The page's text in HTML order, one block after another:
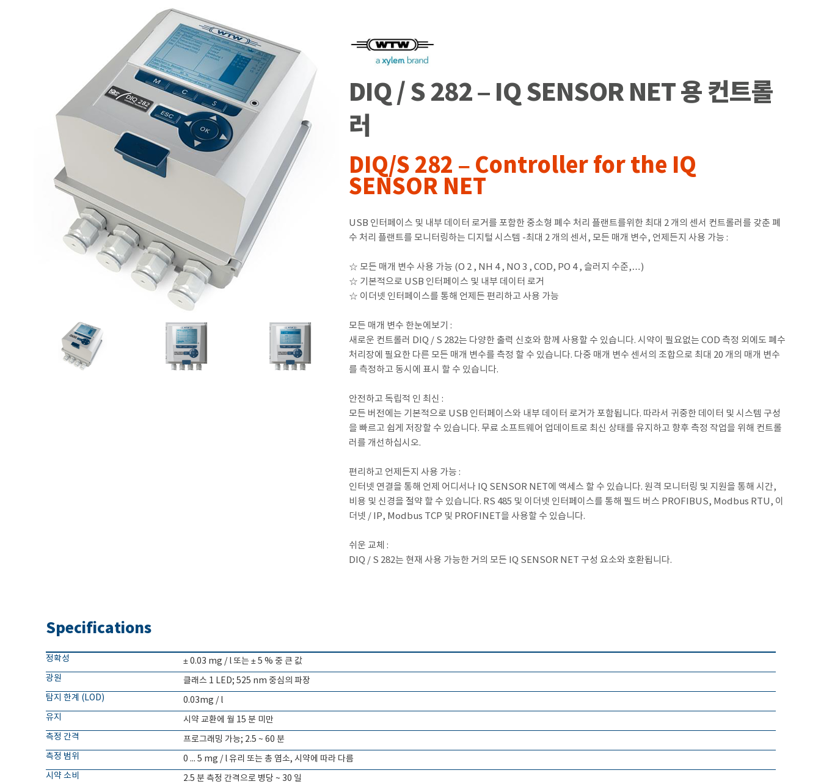
DIQ / S 282 – IQ SENSOR NET 용 컨트롤
러
DIQ/S 282 – Controller for the IQ
SENSOR NET
USB 인터페이스 및 내부 데이터 로거를 포함한 중소형 폐수 처리 플랜트를위한 최대 2 개의 센서 컨트롤러를 갖춘 폐
수 처리 플랜트를 모니터링하는 디지털 시스템 -최대 2 개의 센서, 모든 매개 변수, 언제든지 사용 가능 :
☆ 모든 매개 변수 사용 가능 (O 2 , NH 4 , NO 3 , COD, PO 4 , 슬러지 수준,…)
☆ 기본적으로 USB 인터페이스 및 내부 데이터 로거
☆ 이더넷 인터페이스를 통해 언제든 편리하고 사용 가능
모든 매개 변수 한눈에보기 :
새로운 컨트롤러 DIQ / S 282는 다양한 출력 신호와 함께 사용할 수 있습니다. 시약이 필요없는 COD 측정 외에도 폐수
처리장에 필요한 다른 모든 매개 변수를 측정 할 수 있습니다. 다중 매개 변수 센서의 조합으로 최대 20 개의 매개 변수
를 측정하고 동시에 표시 할 수 있습니다.
안전하고 독립적 인 최신 :
모든 버전에는 기본적으로 USB 인터페이스와 내부 데이터 로거가 포함됩니다. 따라서 귀중한 데이터 및 시스템 구성
을 빠르고 쉽게 저장할 수 있습니다. 무료 소프트웨어 업데이트로 최신 상태를 유지하고 향후 측정 작업을 위해 컨트롤
러를 개선하십시오.
편리하고 언제든지 사용 가능 :
인터넷 연결을 통해 언제 어디서나 IQ SENSOR NET에 액세스 할 수 있습니다. 원격 모니터링 및 지원을 통해 시간,
비용 및 신경을 절약 할 수 있습니다. RS 485 및 이더넷 인터페이스를 통해 필드 버스 PROFIBUS, Modbus RTU, 이
더넷 / IP, Modbus TCP 및 PROFINET을 사용할 수 있습니다.
쉬운 교체 :
DIQ / S 282는 현재 사용 가능한 거의 모든 IQ SENSOR NET 구성 요소와 호환됩니다.
Specifications
정확성
± 0.03 mg / l 또는 ± 5 % 중 큰 값
광원
클래스 1 LED; 525 nm 중심의 파장
탐지 한계 (LOD)
0.03mg / l
유지
시약 교환에 월 15 분 미만
측정 간격
프로그래밍 가능; 2.5 ~ 60 분
측정 범위
0 ... 5 mg / l 유리 또는 총 염소, 시약에 따라 다름
시약 소비
2.5 분 측정 간격으로 병당 ~ 30 일